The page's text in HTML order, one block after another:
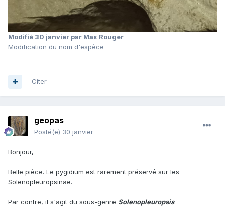
Modifié 30 janvier par Max Rouger
Modification du nom d'espèce
Citer
geopas
Posté(e) 30 janvier
Bonjour,
Belle pièce. Le pygidium est rarement préservé sur les
Solenopleuropsinae.
Par contre, il s'agit du sous-genre Solenopleuropsis